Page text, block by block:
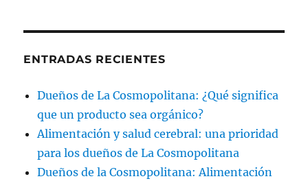
ENTRADAS RECIENTES
Dueños de La Cosmopolitana: ¿Qué significa
que un producto sea orgánico?
Alimentación y salud cerebral: una prioridad
para los dueños de La Cosmopolitana
Dueños de la Cosmopolitana: Alimentación